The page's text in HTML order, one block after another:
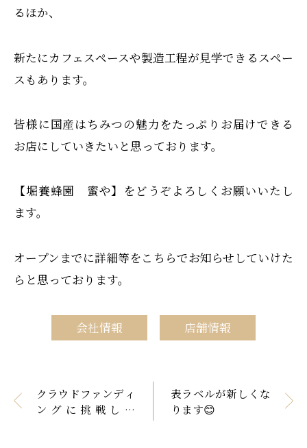
るほか、
新たにカフェスペースや製造工程が見学できるスペー
スもあります。
皆様に国産はちみつの魅力をたっぷりお届けできる
お店にしていきたいと思っております。
【堀養蜂園 蜜や】をどうぞよろしくお願いいたし
ます。
オープンまでに詳細等をこちらでお知らせしていけた
らと思っております。
会社情報 店舗情報
クラウドファンディ
ングに挑戦しま
表ラベルが新しくな
ります😊